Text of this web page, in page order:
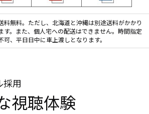
料無料。ただし、北海道と沖縄は別途送料がかかり
す。また、個人宅への配送はできません。時間指定
可、平日日中に車上渡しとなります。
採用
視聴体験